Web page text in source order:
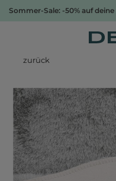
Sommer-Sale: -50% auf
zurück